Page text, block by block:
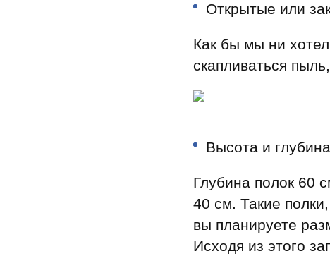
Открытые или
Как бы мы ни
скапливаться
Высота и
Глубина полок 60
40 см. Такие
вы планируете
Исходя из этого